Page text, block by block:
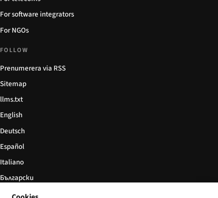
For software integrators
For NGOs
FOLLOW
Prenumerera via RSS
Sitemap
llms.txt
English
Deutsch
Español
Italiano
Български
简体中文